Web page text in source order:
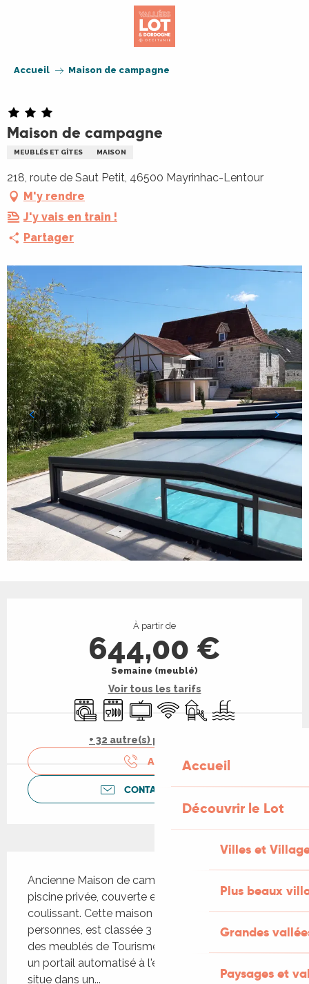
Accueil
Découvrir le Lot
Villes et
Plus beaux
Grandes
Paysages et
Accueil Maison de campagne
Maison de campagne
MEUBLÉS ET GÎTES MAISON
218, route de Saut Petit, 46500 Mayrinhac-Lentour
M'y rendre
J'y vais en train !
Partager
À partir de
644,00 €
Semaine (meublé)
Voir tous les tarifs
Lave lingeLave vaisselle
Télévision
WiFi Jeux pour enfants /
Piscine
+ 32 autre(s) prestation(s)
APPELER
CONTACTEZ-NOUS
Ancienne Maison de campagne restaurée avec sa
piscine privée, couverte et sécurisée par un abri
coulissant. Cette maison prévue pour 6
personnes, est classée 3 Etoiles dans la catégorie
des meublés de Tourisme. Le terrain est clos par
un portail automatisé à l'entrée. La location se
situe dans un...